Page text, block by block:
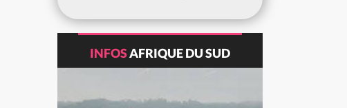
INFOSAFRIQUE DU SUD